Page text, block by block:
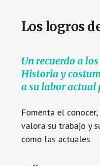
Los logros
Un recuerdo a
Historia y
a su labor actual
Fomenta el
valora su trabajo y
como las actuales